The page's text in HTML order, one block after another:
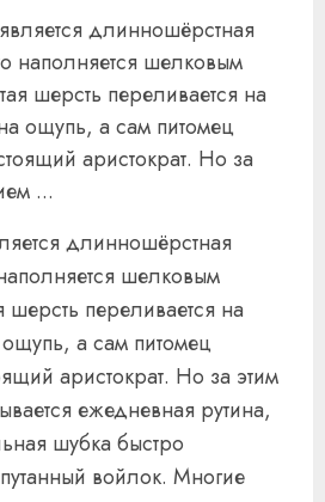
длинношёрстная
наполняется шелковым
шерсть переливается на
ощупь, а сам питомец
аристократ. Но за
...
длинношёрстная
шелковым
переливается на
а сам питомец
аристократ. Но за этим
ежедневная рутина,
шубка быстро
войлок. Многие